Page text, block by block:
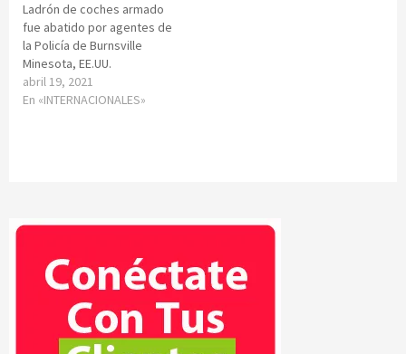
Ladrón de coches armado
fue abatido por agentes de
la Policía de Burnsville
Minesota, EE.UU.
abril 19, 2021
En «INTERNACIONALES»